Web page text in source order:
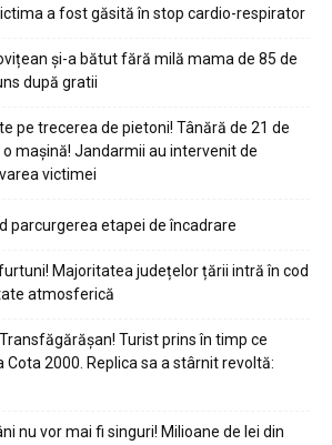
a fost găsită în stop cardio-respirator
și-a bătut fără milă mama de 85 de
după gratii
pe trecerea de pietoni! Tânără de 21 de
o mașină! Jandarmii au intervenit de
victimei
parcurgerea etapei de încadrare
Majoritatea județelor țării intră în cod
atmosferică
Turist prins în timp ce
Cota 2000. Replica sa a stârnit revoltă:
nu vor mai fi singuri! Milioane de lei din